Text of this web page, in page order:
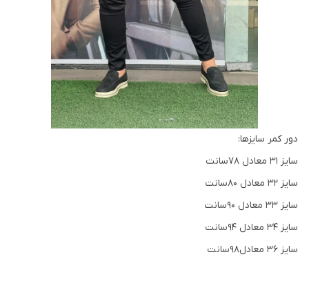
دور کمر سایزها:
سايز 31 معادل 78سانت
سايز 32 معادل 80سانت
سايز 33 معادل 90سانت
سايز 34 معادل 94سانت
سايز 36 معادل98سانت